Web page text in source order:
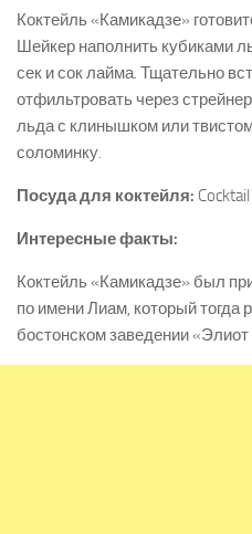
Коктейль «Камикадзе»
Шейкер наполнить кубиками
сек и сок лайма. Тщательно
отфильтровать через
льда с клинышком или
соломинку.
Посуда для коктейля:
Интересные факты:
Коктейль «Камикадзе» был
по имени Лиам, который тогда
бостонском заведении